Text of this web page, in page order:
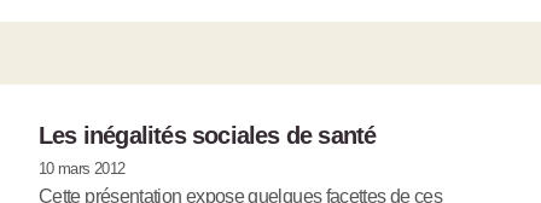
Les inégalités sociales de santé
10 mars 2012
Cette présentation expose quelques facettes de ces